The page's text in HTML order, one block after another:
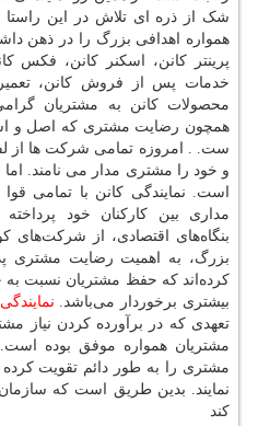
شک از ذره ای تلاش در این راستا
همواره اهدافی بزرگ را در ذهن
پرینتر کانن، اسکنر کانن، فکس
خدمات پس از فروش کانن،
محصولات کانن به مشتریان
همچون رضایت مشتری که اصل و
ست. . امروزه تمامی شرکت ها از
و خود را مشتری مدار می نامند. اما
است. نمایندگی کانن با تمامی
مداری بین کارکنان خود
بنگاه‌های اقتصادی، از
بزرگ، به اهمیت رضایت مشتری
کرده‌اند که حفظ مشتریان نسبت
بیشتری برخوردار می‌باشد.
تعهدی که در برآورده کردن نیاز
مشتریان همواره موفق بوده
مشتری را به طور دائم تقویت
نمایند. بدین طریق است که
کند